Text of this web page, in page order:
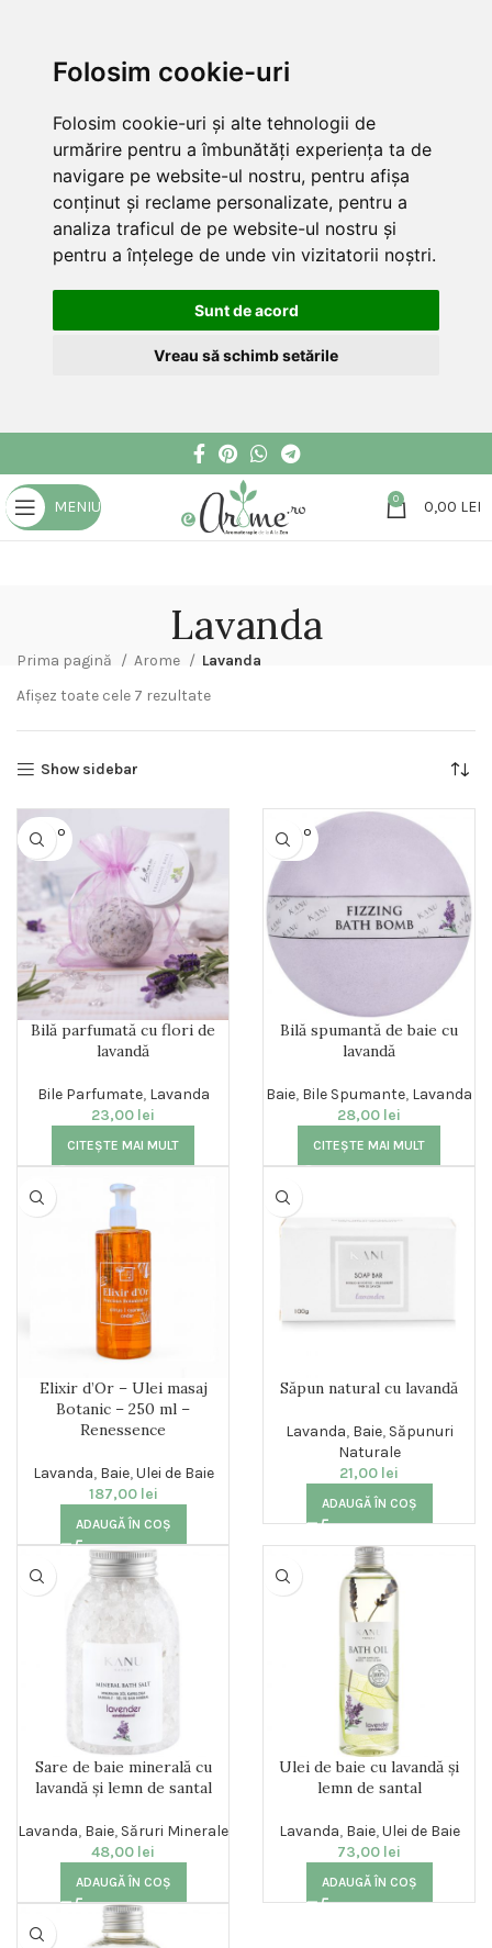
Folosim cookie-uri
Folosim cookie-uri și alte tehnologii de
urmărire pentru a îmbunătăți experiența ta de
navigare pe website-ul nostru, pentru afișa
conținut și reclame personalizate, pentru a
analiza traficul de pe website-ul nostru și
pentru a înțelege de unde vin vizitatorii noștri.
Sunt de acord
Vreau să schimb setările
MENIU 0 0,00 LEI
Lavanda
Prima pagină Arome
Lavanda
Afișez toate cele 7 rezultate
Show sidebar
SOLD O
UT
Bilă parfumată cu flori de
lavandă
Bile Parfumate, Lavanda
23,00 lei
CITEȘTE MAI MULT
SOLD O
UT
Bilă spumantă de baie cu
lavandă
Baie, Bile Spumante, Lavanda
28,00 lei
CITEȘTE MAI MULT
Elixir d’Or – Ulei masaj
Botanic – 250 ml –
Renessence
Lavanda, Baie,Ulei de Baie
187,00 lei
ADAUGĂ ÎN COȘ
Săpun natural cu lavandă
Lavanda, Baie, Săpunuri
Naturale
21,00 lei
ADAUGĂ ÎN COȘ
Sare de baie minerală cu
lavandă și lemn de santal
Lavanda, Baie, Săruri Minerale
48,00 lei
ADAUGĂ ÎN COȘ
Ulei de baie cu lavandă și
lemn de santal
Lavanda, Baie,Ulei de Baie
73,00 lei
ADAUGĂ ÎN COȘ